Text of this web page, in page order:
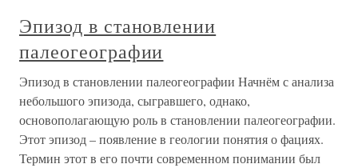
Эпизод в становлении
палеогеографии
Эпизод в становлении палеогеографии Начнём с анализа
небольшого эпизода, сыгравшего, однако,
основополагающую роль в становлении палеогеографии.
Этот эпизод – появление в геологии понятия о фациях.
Термин этот в его почти современном понимании был